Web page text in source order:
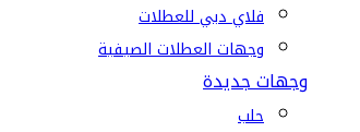
فلاي دبي للعطلات
وجهات العطلات الصيفية
وجهات جديدة
حلب